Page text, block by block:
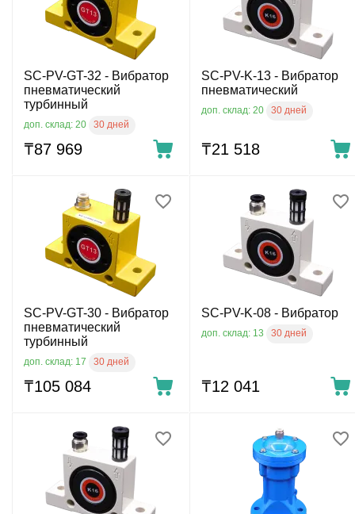
SC-PV-GT-32 - Вибратор
пневматический
турбинный
доп. склад: 20 30 дней
₸87 969
SС-PV-K-13 - Вибратор
пневматический
доп. склад: 20 30 дней
₸21 518
SC-PV-GT-30 - Вибратор
пневматический
турбинный
доп. склад: 17 30 дней
₸105 084
SС-PV-K-08 - Вибратор
доп. склад: 13 30 дней
₸12 041